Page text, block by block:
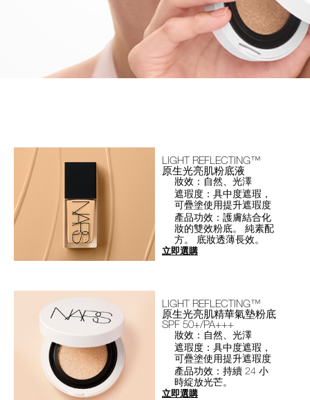
LIGHT REFLECTING™
原生光亮肌粉底液
妝效：自然、光澤
遮瑕度：具中度遮瑕，
可疊塗使用提升遮瑕度
產品功效：護膚結合化
妝的雙效粉底。 純素配
方。 底妝透薄長效。
立即選購
LIGHT REFLECTING™
原生光亮肌精華氣墊粉底
SPF 50+/PA+++
妝效：自然、光澤
遮瑕度：具中度遮瑕，
可疊塗使用提升遮瑕度
產品功效：持續 24 小
時綻放光芒。
立即選購